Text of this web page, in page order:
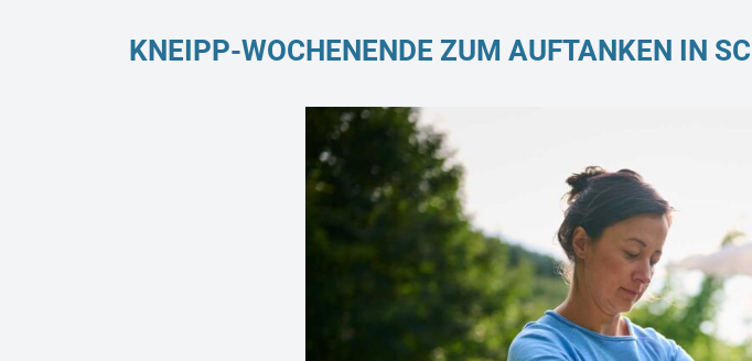
KNEIPP-WO­CHEN­EN­DE ZUM AUF­TAN­KEN IN